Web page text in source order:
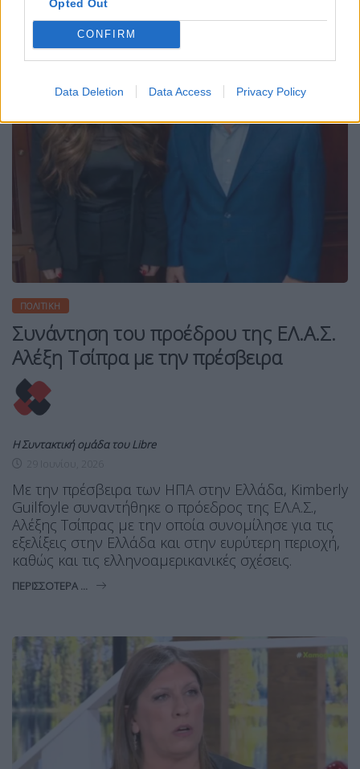
Opted Out
CONFIRM
Data Deletion Data Access Privacy Policy
ΠΕΡΙΣΣΌΤΕΡΑ ...
ΠΟΛΙΤΙΚΉ
Συνάντηση του προέδρου της ΕΛ.Α.Σ.
Αλέξη Τσίπρα με την πρέσβειρα
Η Συντακτική ομάδα του Libre
Με την πρέσβειρα των ΗΠΑ στην Ελλάδα, Kimberly
Guilfoyle συναντήθηκε ο πρόεδρος της ΕΛ.Α.Σ.,
Αλέξης Τσίπρας με την οποία συνομίλησε για τις
εξελίξεις στην Ελλάδα και στην ευρύτερη περιοχή,
καθώς και τις ελληνοαμερικανικές σχέσεις.
ΠΕΡΙΣΣΌΤΕΡΑ ...